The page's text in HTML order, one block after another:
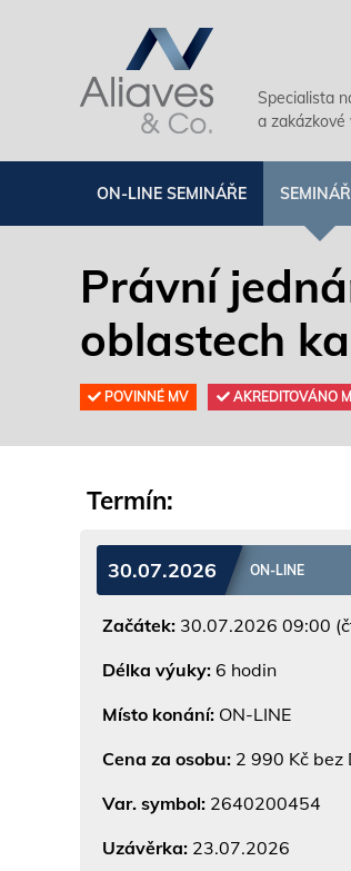
Specialista
a zakázkové
ON-LINE SEMINÁŘE
Právní
oblastech
POVINNÉ MV AKREDITOVÁNO
Termín:
30.07.2026 ON-LINE
Začátek: 30.07.2026 09:00
Délka výuky: 6 hodin
Místo konání: ON-LINE
Cena za osobu: 2 990 Kč bez
Var. symbol: 2640200454
Uzávěrka: 23.07.2026